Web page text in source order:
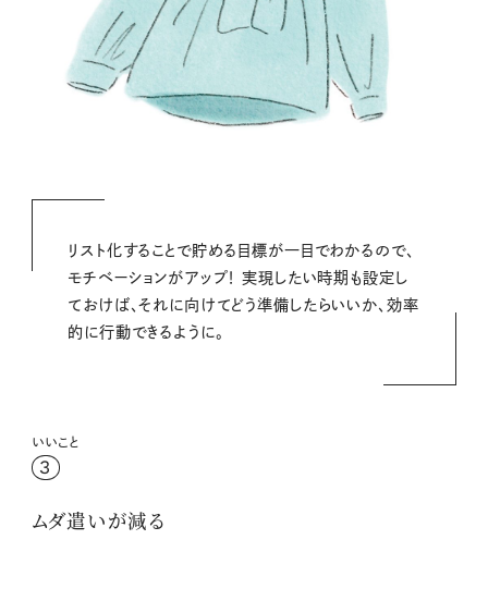
リスト化することで貯める目標が一目でわかるので、
モチベーションがアップ！ 実現したい時期も設定し
ておけば、それに向けてどう準備したらいいか、効率
的に行動できるように。
いいこと
3
ムダ遣いが減る